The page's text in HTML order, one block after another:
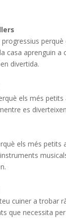
progressius perquè
casa aprenguin a
divertida.
els més petits
es
els més petits
cuiner a trobar
que necessita